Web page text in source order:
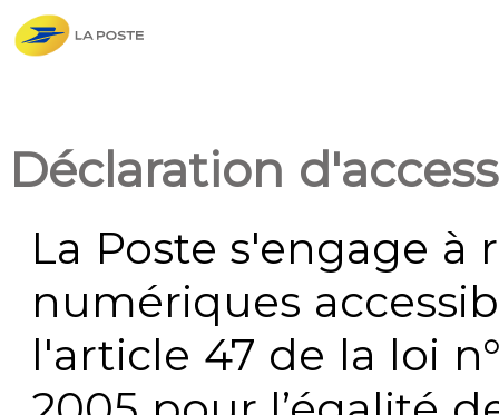
Déclaration
La Poste s'engage à
numériques
l'article 47 de la loi